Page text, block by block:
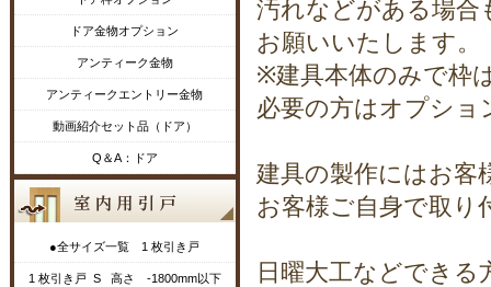
ドア金物オプション
アンティーク金物
アンティークエントリー金物
動画紹介セット品（ドア）
Q＆A：ドア
●全サイズ一覧 1 枚引き戸
1 枚引き戸 S 高さ -1800mm以下
汚れなどがある場合
お願いいたします。
※建具本体のみで枠
必要の方はオプショ
建具の製作にはお客
お客様ご自身で取り
日曜大工などできる